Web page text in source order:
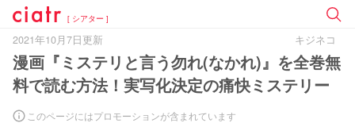
[ シアター ]
2021年10月7日更新 キジネコ
漫画『ミステリと言う勿れ(なかれ)』を全巻無
料で読む方法！実写化決定の痛快ミステリー
このページにはプロモーションが含まれています